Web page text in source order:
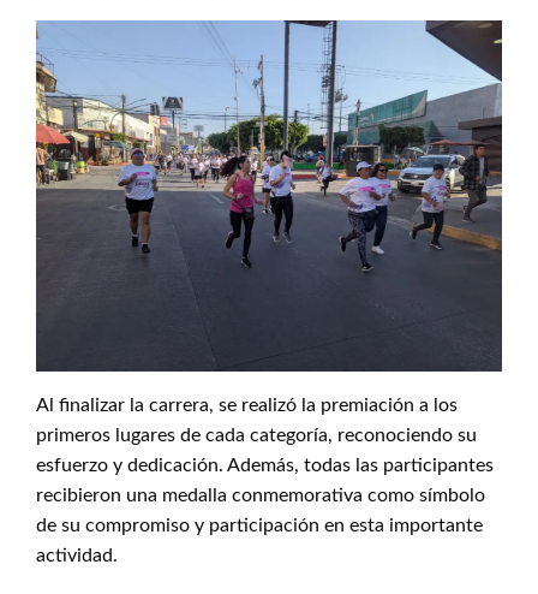
Al finalizar la carrera, se realizó la premiación a los
primeros lugares de cada categoría, reconociendo su
esfuerzo y dedicación. Además, todas las participantes
recibieron una medalla conmemorativa como símbolo
de su compromiso y participación en esta importante
actividad.